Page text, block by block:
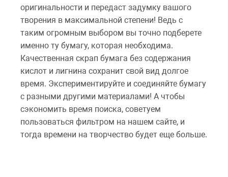
оригинальности и передаст задумку вашого
творения в максимальной степени! Ведь с
таким огромным выбором вы точно подберете
именно ту бумагу, которая необходима.
Качественная скрап бумага без содержания
кислот и лигнина сохранит свой вид долгое
время. Экспериментируйте и соединяйте бумагу
с разными другими материалами! А чтобы
сэкономить время поиска, советуем
пользоваться фильтром на нашем сайте, и
тогда времени на творчество будет еще больше.